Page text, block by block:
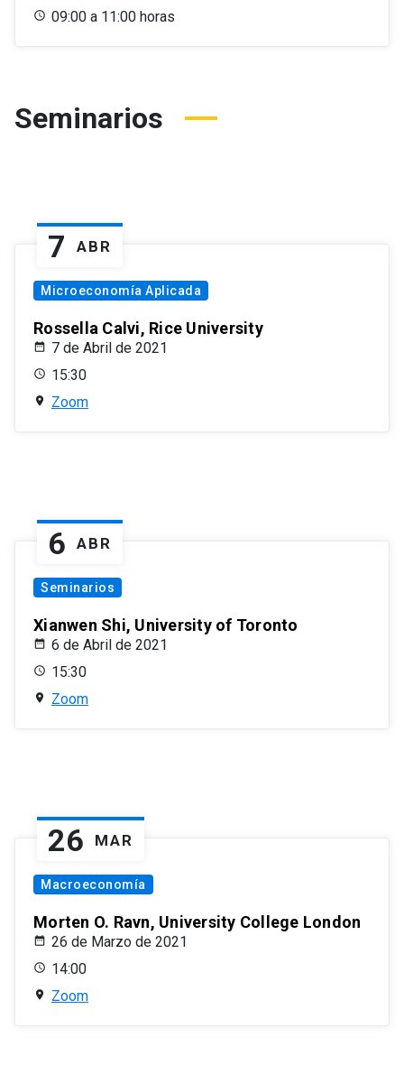
09:00 a 11:00 horas
Seminarios
7 ABR
Microeconomía Aplicada
Rossella Calvi, Rice University
7 de Abril de 2021
15:30
Zoom
6 ABR
Seminarios
Xianwen Shi, University of Toronto
6 de Abril de 2021
15:30
Zoom
26 MAR
Macroeconomía
Morten O. Ravn, University College London
26 de Marzo de 2021
14:00
Zoom